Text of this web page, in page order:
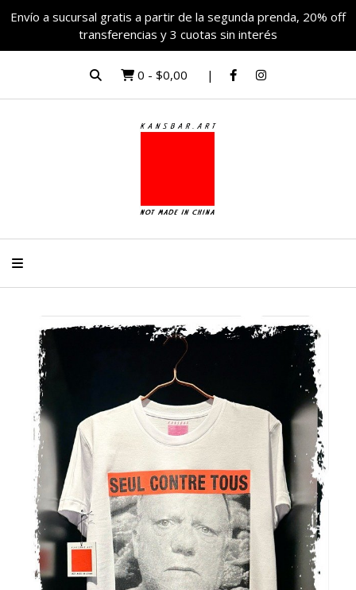
Envío a sucursal gratis a partir de la segunda prenda, 20% off
transferencias y 3 cuotas sin interés
0 - $0,00